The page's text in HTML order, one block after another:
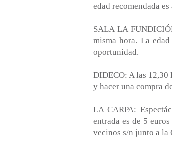
edad recomendada
SALA LA
misma hora. La
oportunidad.
DIDECO: A las 12,30
y hacer una compra
LA CARPA:
entrada es de 5
vecinos s/n junto a la